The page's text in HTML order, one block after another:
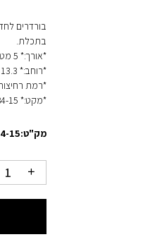
בורדרים
בתכלת.
*אורך:* 5 מטר
*רוחב:* 13.3 ס”מ
*רמת
*מקט:* 1984-15
מק"ט:15